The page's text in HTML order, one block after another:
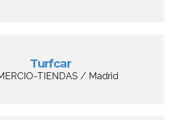
Turfcar
TIENDAS / Madrid